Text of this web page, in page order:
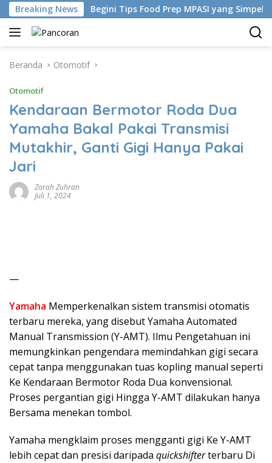
Langsung
ke
konten
Breaking NewsBegini Tips Food Prep MPASI yang Simpel-Bebas
Beranda Otomotif
Otomotif
Kendaraan Bermotor Roda Dua
Yamaha Bakal Pakai Transmisi
Mutakhir, Ganti Gigi Hanya Pakai
Jari
Zarah Zuhran
Juli 1, 2024
—
Yamaha Memperkenalkan sistem transmisi otomatis
terbaru mereka, yang disebut Yamaha Automated
Manual Transmission (Y-AMT). Ilmu Pengetahuan ini
memungkinkan pengendara memindahkan gigi secara
cepat tanpa menggunakan tuas kopling manual seperti
Ke Kendaraan Bermotor Roda Dua konvensional.
Proses pergantian gigi Hingga Y-AMT dilakukan hanya
Bersama menekan tombol.
Yamaha mengklaim proses mengganti gigi Ke Y-AMT
lebih cepat dan presisi daripada quickshifterterbaru Di